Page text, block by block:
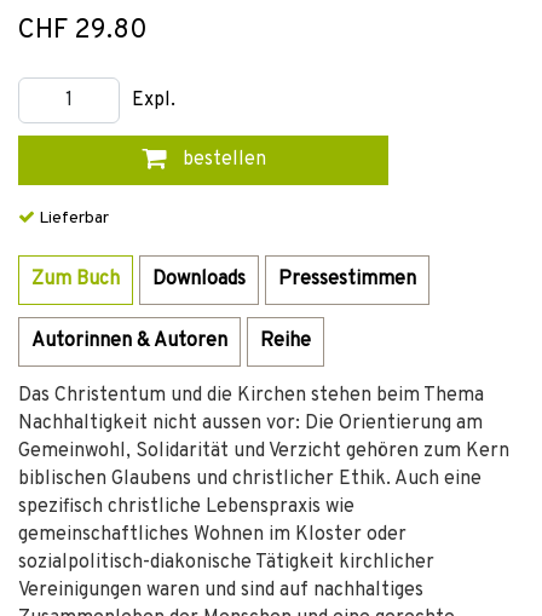
CHF 29.80
Expl.
bestellen
Lieferbar
Zum Buch Downloads Pressestimmen
Autorinnen & Autoren Reihe
Das Christentum und die Kirchen stehen beim Thema
Nachhaltigkeit nicht aussen vor: Die Orientierung am
Gemeinwohl, Solidarität und Verzicht gehören zum Kern
biblischen Glaubens und christlicher Ethik. Auch eine
spezifisch christliche Lebenspraxis wie
gemeinschaftliches Wohnen im Kloster oder
sozialpolitisch-diakonische Tätigkeit kirchlicher
Vereinigungen waren und sind auf nachhaltiges